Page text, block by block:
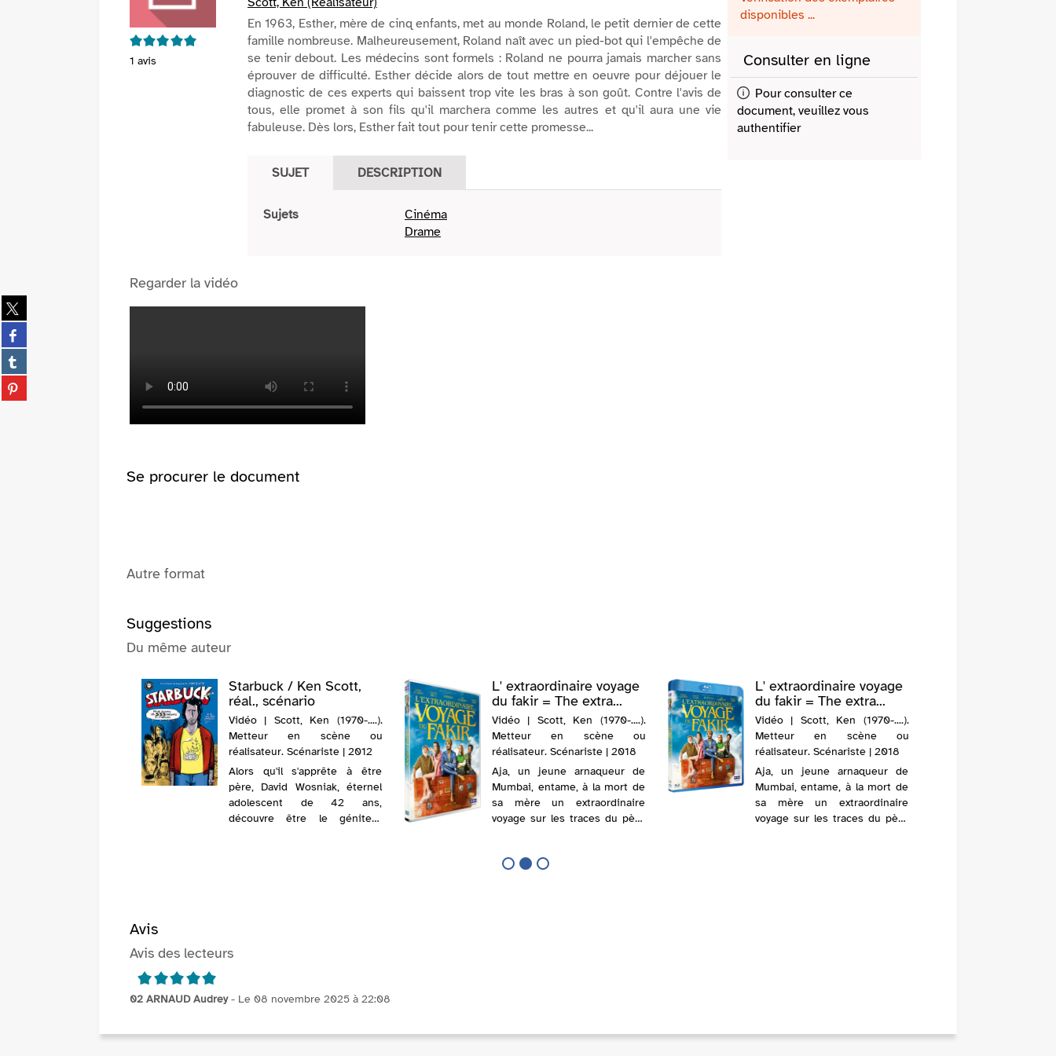
Partager
sur
twitter
(Nouvelle
fenêtre)
Partager
sur
facebook
(Nouvelle
fenêtre)
Partager
sur
tumblr
Partager
sur
5/5
1 avis
En 1963, Esther, mère de cinq enfants, met au monde Roland, le petit dernier de cette
famille nombreuse. Malheureusement, Roland naît avec un pied-bot qui l'empêche de
se tenir debout. Les médecins sont formels : Roland ne pourra jamais marcher sans
éprouver de difficulté. Esther décide alors de tout mettre en oeuvre pour déjouer le
diagnostic de ces experts qui baissent trop vite les bras à son goût. Contre l'avis de
tous, elle promet à son fils qu'il marchera comme les autres et qu'il aura une vie
fabuleuse. Dès lors, Esther fait tout pour tenir cette promesse...
SUJET DESCRIPTION
Sujets
Cinéma
Drame
Regarder la vidéo
disponibles ...
Consulter en ligne
Pour consulter ce
document, veuillez vous
authentifier
Se procurer le document
Autre format
Suggestions
Du même auteur
L' extraordinaire voyage
du fakir = The extra...
Vidéo | Scott, Ken (1970-....).
Metteur en scène ou
réalisateur. Scénariste | 2018
Aja, un jeune arnaqueur de
Mumbai, entame, à la mort de
sa mère un extraordinaire
voyage sur les traces du père
un magasin de meubles
L' extraordinaire voyage
du fakir = The extra...
Vidéo | Scott, Ken (1970-....).
Metteur en scène ou
réalisateur. Scénariste | 2018
Aja, un jeune arnaqueur de
Mumbai, entame, à la mort de
sa mère un extraordinaire
voyage sur les traces du père
Starbuck / Ken Scott,
réal., scénario
Vidéo | Scott, Ken (1970-....).
Metteur en scène ou
réalisateur. Scénariste | 2012
Alors qu'il s'apprête à être
père, David Wosniak, éternel
adolescent de 42 ans,
découvre être le géniteur
Avis
Avis des lecteurs
5/5
02 ARNAUD Audrey- Le 08 novembre 2025 à 22:08